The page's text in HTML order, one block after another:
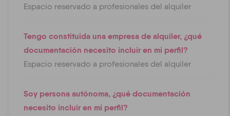
Espacio reservado a profesionales del alquiler
Tengo constituida una empresa de alquiler, ¿qué
documentación necesito incluir en mi perfil?
Espacio reservado a profesionales del alquiler
Soy persona autónoma, ¿qué documentación
necesito incluir en mi perfil?